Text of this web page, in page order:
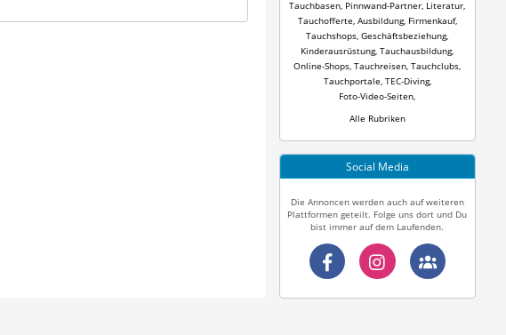
Tauchbasen Pinnwand-Partner Literatur
Tauchofferte Ausbildung, Firmenkauf,
Tauchshops Geschäftsbeziehung,
Kinderausrüstung, Tauchausbildung,
Online-Shops Tauchreisen Tauchclubs
Tauchportale TEC-Diving,
Foto-Video-Seiten
Alle Rubriken
Social Media
Die Annoncen werden auch auf weiteren
Plattformen geteilt. Folge uns dort und Du
bist immer auf dem Laufenden.